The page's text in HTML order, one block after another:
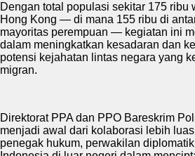
Dengan total populasi sekitar 175 ribu
Hong Kong — di mana 155 ribu di
mayoritas perempuan — kegiatan ini
dalam meningkatkan kesadaran dan
potensi kejahatan lintas negara yang
migran.
Direktorat PPA dan PPO Bareskrim
menjadi awal dari kolaborasi lebih
penegak hukum, perwakilan